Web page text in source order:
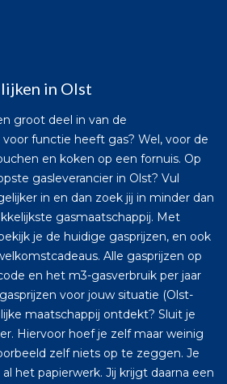
in Olst
groot deel in van de
functie heeft gas? Wel, voor de
en koken op een fornuis. Op
gasleverancier in Olst? Vul
in en dan zoek jij in minder dan
gasmaatschappij. Met
je de huidige gasprijzen, en ook
Alle gasprijzen op
en het m3-gasverbruik per jaar
voor jouw situatie (Olst-
maatschappij ontdekt? Sluit je
Hiervoor hoef je zelf maar weinig
zelf niets op te zeggen. Je
het papierwerk. Jij krijgt daarna een